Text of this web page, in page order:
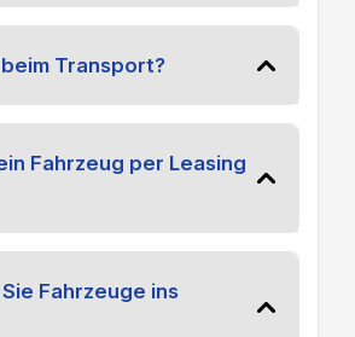
Transport?
Fahrzeug per Leasing
Fahrzeuge ins